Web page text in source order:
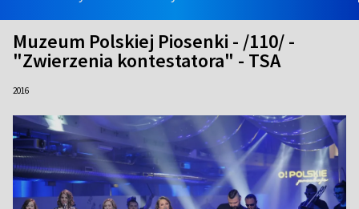
Muzeum Polskiej Piosenki - /110/ -
"Zwierzenia kontestatora" - TSA
2016